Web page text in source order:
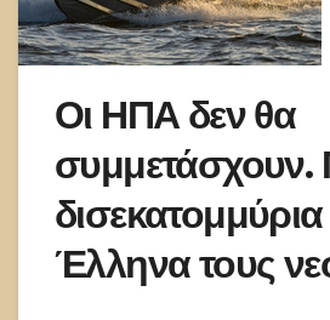
Οι ΗΠΑ δεν θα
Έλληνα τους